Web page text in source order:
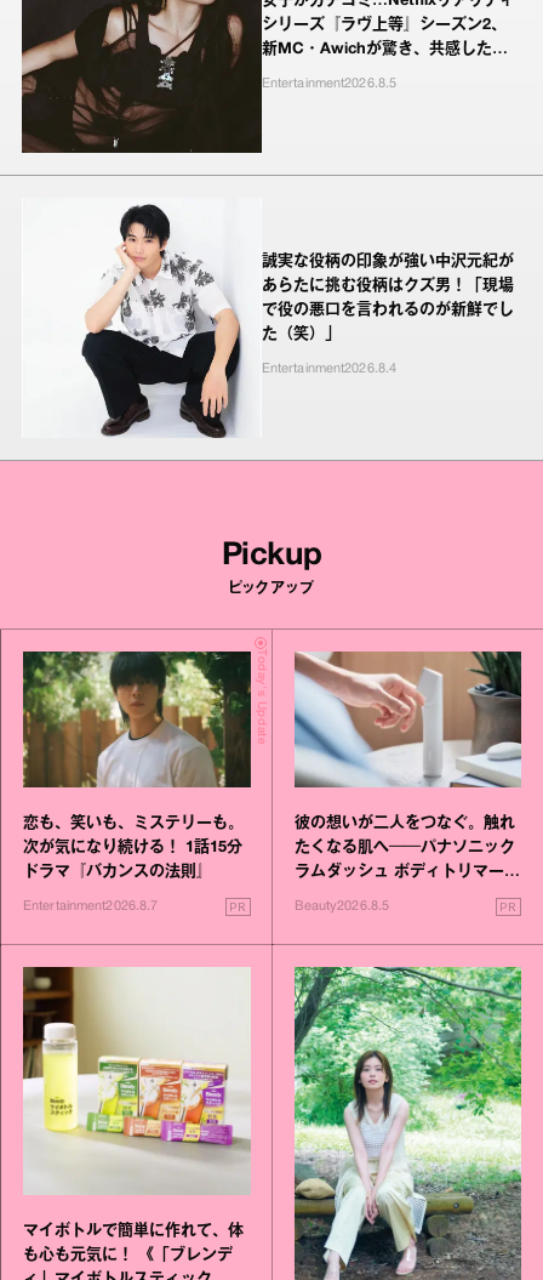
シリーズ『ラヴ上等』シーズン2、
新MC・Awichが驚き、共感したヤ
ンキーたちの本気の恋模様
Entertainment2026.8.5
誠実な役柄の印象が強い中沢元紀が
あらたに挑む役柄はクズ男！「現場
で役の悪口を言われるのが新鮮でし
た（笑）」
Entertainment2026.8.4
Pickup
ピックアップ
Today's Update
恋も、笑いも、ミステリーも。
次が気になり続ける！ 1話15分
ドラマ『バカンスの法則』
Entertainment2026.8.7 PR
彼の想いが二人をつなぐ。触れ
たくなる肌へ──パナソニック
ラムダッシュ ボディトリマーが
Beauty2026.8.5 PR
マイボトルで簡単に作れて、体
も心も元気に！ 《「ブレンデ